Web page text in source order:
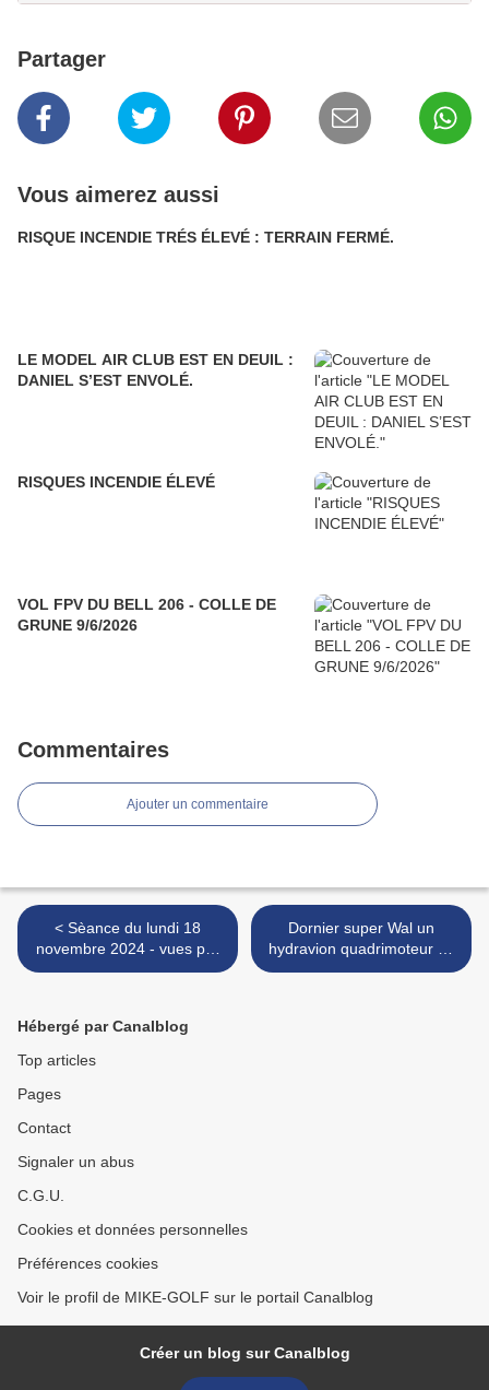
Partager
Vous aimerez aussi
RISQUE INCENDIE TRÉS ÉLEVÉ : TERRAIN FERMÉ.
LE MODEL AIR CLUB EST EN DEUIL :
DANIEL S’EST ENVOLÉ.
RISQUES INCENDIE ÉLEVÉ
VOL FPV DU BELL 206 - COLLE DE
GRUNE 9/6/2026
Commentaires
Ajouter un commentaire
< Sèance du lundi 18
novembre 2024 - vues par
drone Néo-DJI
Dornier super Wal un
hydravion quadrimoteur en
tandem. >
Hébergé par Canalblog
Top articles
Pages
Contact
Signaler un abus
C.G.U.
Cookies et données personnelles
Préférences cookies
Voir le profil de MIKE-GOLF sur le portail Canalblog
Créer un blog sur Canalblog